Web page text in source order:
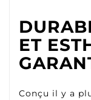
ET
Conçu il y a